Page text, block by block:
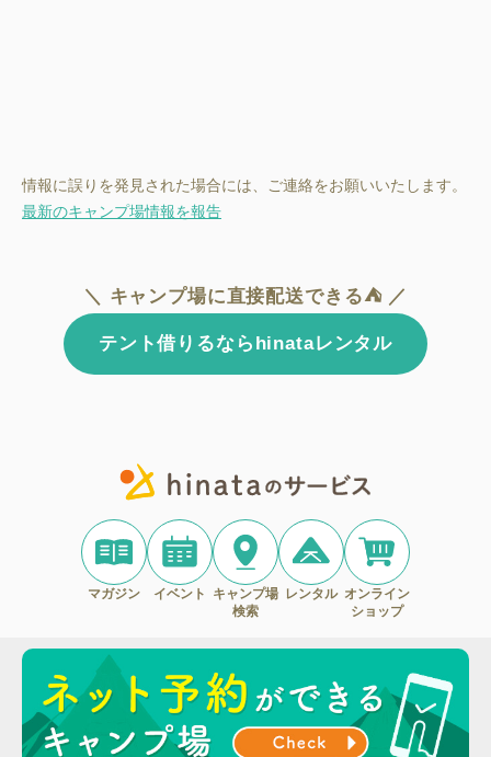
情報に誤りを発見された場合には、ご連絡をお願いいたします。
最新のキャンプ場情報を報告
＼ キャンプ場に直接配送できる⛺ ／
テント借りるならhinataレンタル
マガジン イベント
キャンプ場
検索
レンタル オンライン
ショップ